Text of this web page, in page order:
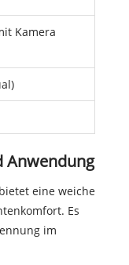
Kamera
Anwendung
eine weiche
Es
im